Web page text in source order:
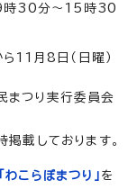
時30分～15時30
11月8日（日曜）
まつり実行委員会
掲載しております。
「わこらぼまつり」 を